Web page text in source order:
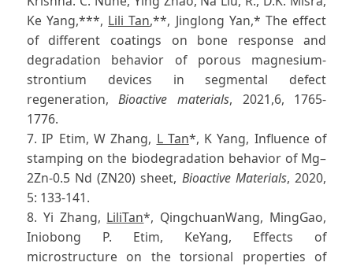
Ke Yang,***, Lili Tan,**, Jinglong Yan,* The effect
of different coatings on bone response and
degradation behavior of porous magnesium-
strontium devices in segmental defect
regeneration,Bioactive materials, 2021,6, 1765-
1776.
7. IP Etim, W Zhang, L Tan*, K Yang, Influence of
stamping on the biodegradation behavior of Mg–
2Zn-0.5 Nd (ZN20) sheet, Bioactive Materials, 2020,
5: 133-141.
8. Yi Zhang, LiliTan*, QingchuanWang, MingGao,
Iniobong P. Etim, KeYang, Effects of
microstructure on the torsional properties of